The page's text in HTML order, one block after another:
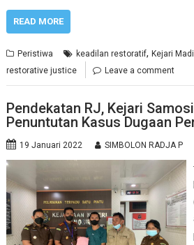
READ MORE
Peristiwa keadilan restoratif,Kejari
restorative justice Leave a comment
Pendekatan RJ, Kejari
Penuntutan Kasus Dugaan
19 Januari 2022 SIMBOLON RADJA P